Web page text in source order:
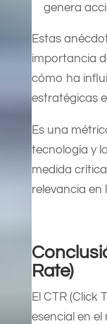
genera
Estas
importancia
cómo ha
estratégicas
Es una
tecnología y
medida
relevancia en
Rate)
El CTR (Click
esencial en